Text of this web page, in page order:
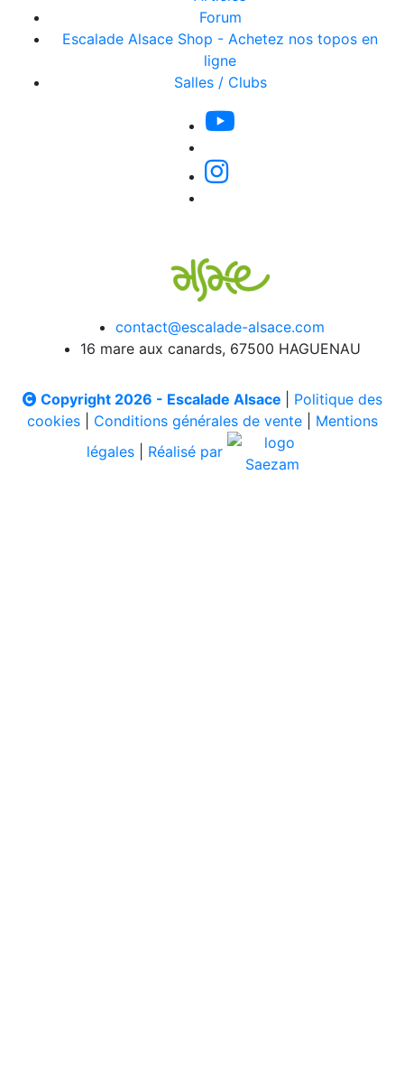
Forum
Escalade Alsace Shop - Achetez nos topos en
ligne
Salles / Clubs
contact@escalade-alsace.com
16 mare aux canards, 67500 HAGUENAU
Copyright 2026 - Escalade Alsace
Politique des
cookies| Conditions générales de vente| Mentions
légales
Réalisé par